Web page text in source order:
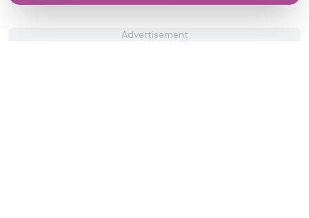
Advertisement